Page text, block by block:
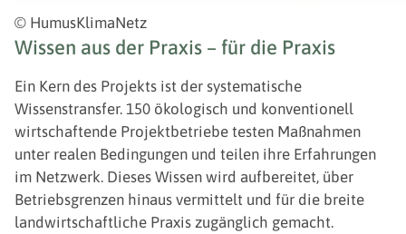
© HumusKlimaNetz
Wissen aus der Praxis – für die Praxis
Ein Kern des Projekts ist der systematische
Wissenstransfer. 150 ökologisch und konventionell
wirtschaftende Projektbetriebe testen Maßnahmen
unter realen Bedingungen und teilen ihre Erfahrungen
im Netzwerk. Dieses Wissen wird aufbereitet, über
Betriebsgrenzen hinaus vermittelt und für die breite
landwirtschaftliche Praxis zugänglich gemacht.